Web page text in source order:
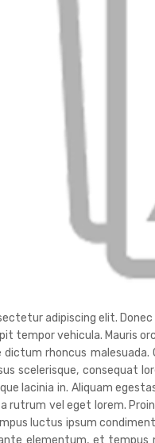
adipiscing elit.
tempor vehicula. Mauris
dictum rhoncus
scelerisque, consequat
lacinia in. Aliquam
rutrum vel eget lorem.
luctus ipsum
elementum, et tempus